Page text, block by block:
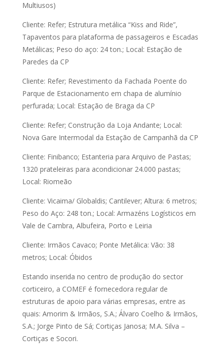
Multiusos)
Cliente: Refer; Estrutura metálica “Kiss and Ride”,
Tapaventos para plataforma de passageiros e Escadas
Metálicas; Peso do aço: 24 ton.; Local: Estação de
Paredes da CP
Cliente: Refer; Revestimento da Fachada Poente do
Parque de Estacionamento em chapa de alumínio
perfurada; Local: Estação de Braga da CP
Cliente: Refer; Construção da Loja Andante; Local:
Nova Gare Intermodal da Estação de Campanhã da CP
Cliente: Finibanco; Estanteria para Arquivo de Pastas;
1320 prateleiras para acondicionar 24.000 pastas;
Local: Riomeão
Cliente: Vicaima/ Globaldis; Cantilever; Altura: 6 metros;
Peso do Aço: 248 ton.; Local: Armazéns Logísticos em
Vale de Cambra, Albufeira, Porto e Leiria
Cliente: Irmãos Cavaco; Ponte Metálica: Vão: 38
metros; Local: Óbidos
Estando inserida no centro de produção do sector
corticeiro, a COMEF é fornecedora regular de
estruturas de apoio para várias empresas, entre as
quais: Amorim & Irmãos, S.A.; Álvaro Coelho & Irmãos,
S.A.; Jorge Pinto de Sá; Cortiças Janosa; M.A. Silva –
Cortiças e Socori.